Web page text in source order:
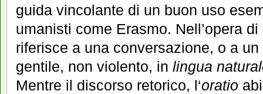
guida vincolante di un buon uso
umanisti come Erasmo. Nell’opera
riferisce a una conversazione, o a
gentile, non violento, in lingua
Mentre il discorso retorico, l‘oratio